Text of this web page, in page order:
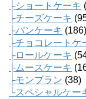
├ショートケーキ
├チーズケーキ
├パンケーキ (186)
├チョコレートケ
├ロールケーキ
├ムースケーキ
├モンブラン (38)
└スペシャルケー